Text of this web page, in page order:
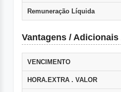
Remuneração Líquida
Vantagens /
VENCIMENTO
HORA.EXTRA . VALOR